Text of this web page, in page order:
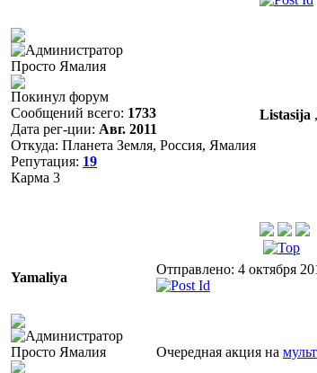
Просто Ямалия
Покинул форум
Сообщений всего: 1733
Дата рег-ции: Авг. 2011
Откуда: Планета Земля, Россия, Ямалия
Репутация: 19
Карма 3
Listasija
Yamaliya
Отправлено: 4 октября
Просто Ямалия
Очередная акция на